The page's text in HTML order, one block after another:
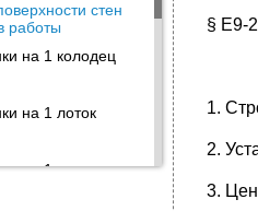
стен
работы
на 1 колодец
на 1 лоток
на 1 лоток
§ Е9-
1.
2.
3.